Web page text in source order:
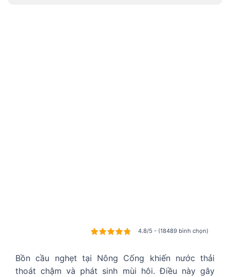
4.8/5 - (18489 bình chọn)
Bồn cầu nghẹt tại Nông Cống khiến nước thải
thoát chậm và phát sinh mùi hôi. Điều này gây